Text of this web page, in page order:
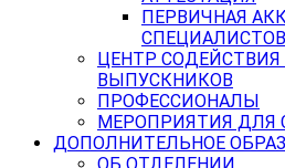
ПЕРВИЧНАЯ
СПЕЦИАЛИСТОВ
ЦЕНТР
ВЫПУСКНИКОВ
ПРОФЕССИОНАЛЫ
МЕРОПРИЯТИЯ ДЛЯ
ДОПОЛНИТЕЛЬНОЕ